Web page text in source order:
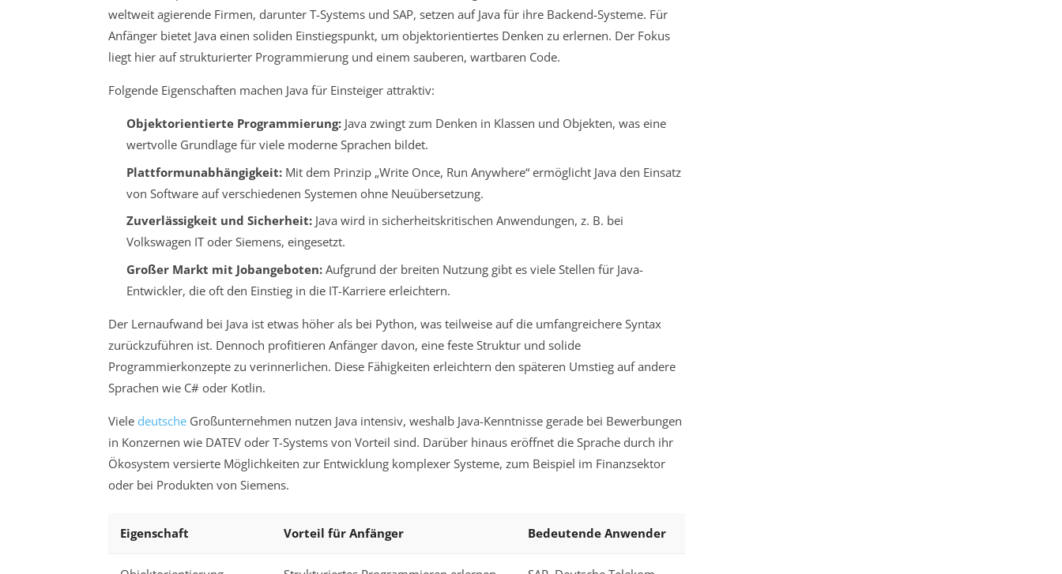
weltweit agierende Firmen, darunter T-Systems und SAP, setzen auf Java für ihre Backend-Systeme. Für
Anfänger bietet Java einen soliden Einstiegspunkt, um objektorientiertes Denken zu erlernen. Der Fokus
liegt hier auf strukturierter Programmierung und einem sauberen, wartbaren Code.
Folgende Eigenschaften machen Java für Einsteiger attraktiv:
Objektorientierte Programmierung:Java zwingt zum Denken in Klassen und Objekten, was eine
wertvolle Grundlage für viele moderne Sprachen bildet.
Plattformunabhängigkeit:Mit dem Prinzip „Write Once, Run Anywhere“ ermöglicht Java den Einsatz
von Software auf verschiedenen Systemen ohne Neuübersetzung.
Zuverlässigkeit und Sicherheit:Java wird in sicherheitskritischen Anwendungen, z. B. bei
Volkswagen IT oder Siemens, eingesetzt.
Großer Markt mit Jobangeboten:Aufgrund der breiten Nutzung gibt es viele Stellen für Java-
Entwickler, die oft den Einstieg in die IT-Karriere erleichtern.
Der Lernaufwand bei Java ist etwas höher als bei Python, was teilweise auf die umfangreichere Syntax
zurückzuführen ist. Dennoch profitieren Anfänger davon, eine feste Struktur und solide
Programmierkonzepte zu verinnerlichen. Diese Fähigkeiten erleichtern den späteren Umstieg auf andere
Sprachen wie C# oder Kotlin.
Viele deutsche Großunternehmen nutzen Java intensiv, weshalb Java-Kenntnisse gerade bei Bewerbungen
in Konzernen wie DATEV oder T-Systems von Vorteil sind. Darüber hinaus eröffnet die Sprache durch ihr
Ökosystem versierte Möglichkeiten zur Entwicklung komplexer Systeme, zum Beispiel im Finanzsektor
oder bei Produkten von Siemens.
Eigenschaft Vorteil für Anfänger Bedeutende Anwender